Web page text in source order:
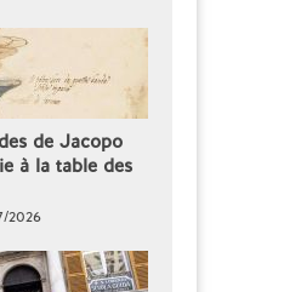
de Jacopo
à la table des
2026